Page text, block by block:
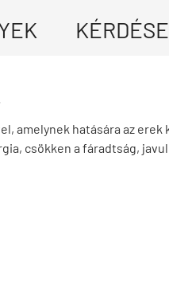
amelynek hatására az
csökken a fáradtság,